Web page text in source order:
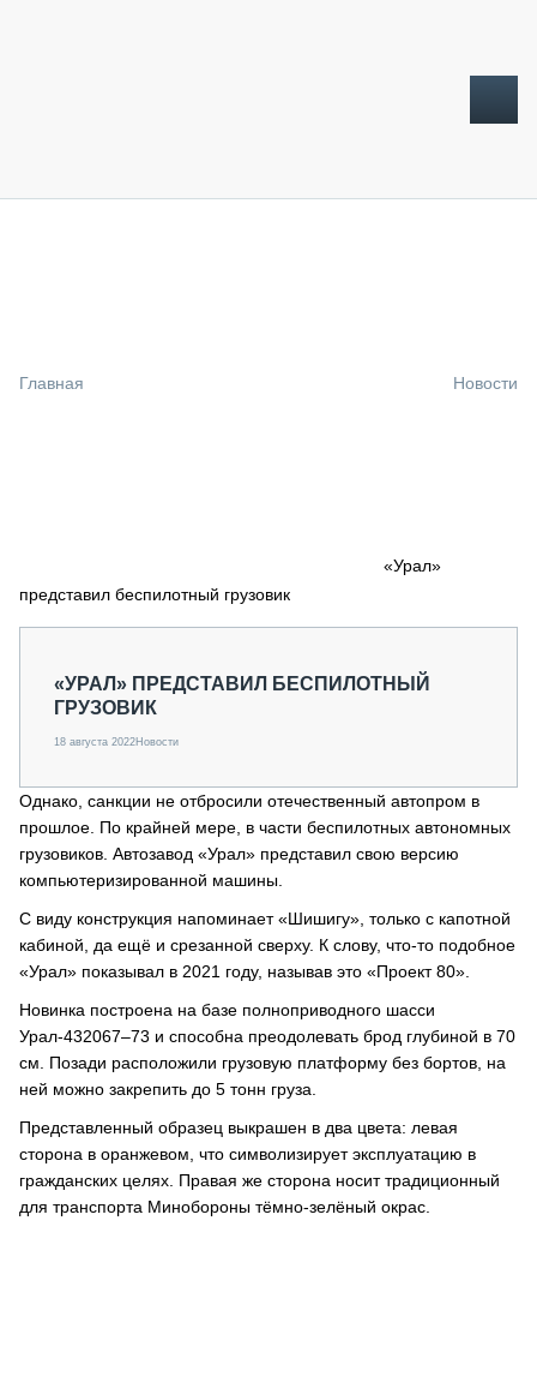
СПЕЦПРОЕКТЫ
О ПРОЕКТЕ
Главная Новости
«Урал»
представил беспилотный грузовик
«УРАЛ» ПРЕДСТАВИЛ БЕСПИЛОТНЫЙ
ГРУЗОВИК
18 августа 2022Новости
Однако, санкции не отбросили отечественный автопром в
прошлое. По крайней мере, в части беспилотных автономных
грузовиков. Автозавод «Урал» представил свою версию
компьютеризированной машины.
С виду конструкция напоминает «Шишигу», только с капотной
кабиной, да ещё и срезанной сверху. К слову, что-то подобное
«Урал» показывал в 2021 году, называв это «Проект 80».
Новинка построена на базе полноприводного шасси
Урал-432067–73 и способна преодолевать брод глубиной в 70
см. Позади расположили грузовую платформу без бортов, на
ней можно закрепить до 5 тонн груза.
Представленный образец выкрашен в два цвета: левая
сторона в оранжевом, что символизирует эксплуатацию в
гражданских целях. Правая же сторона носит традиционный
для транспорта Минобороны тёмно-зелёный окрас.